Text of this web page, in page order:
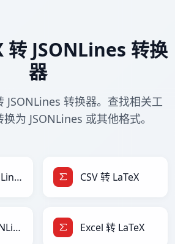
转 JSONLines 转换
器
JSONLines 转换器。查找相关工
为 JSONLines 或其他格式。
CSV 转 JSONLines CSV 转 LaTeX
Excel 转 JSONLines Excel 转 LaTeX